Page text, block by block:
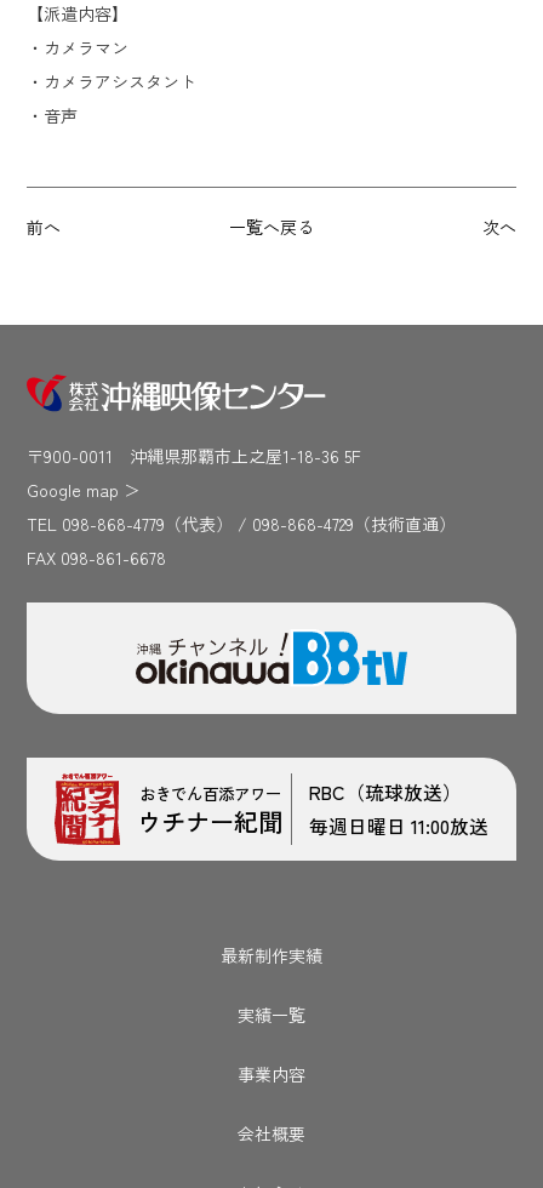
【派遣内容】
・カメラマン
・カメラアシスタント
・音声
前へ 一覧へ戻る 次へ
〒900-0011 沖縄県那覇市上之屋1-18-36 5F
Google map ＞
TEL 098-868-4779（代表） / 098-868-4729（技術直通）
FAX 098-861-6678
おきでん百添アワー
ウチナー紀聞
RBC（琉球放送）
毎週日曜日 11:00放送
最新制作実績
実績一覧
事業内容
会社概要